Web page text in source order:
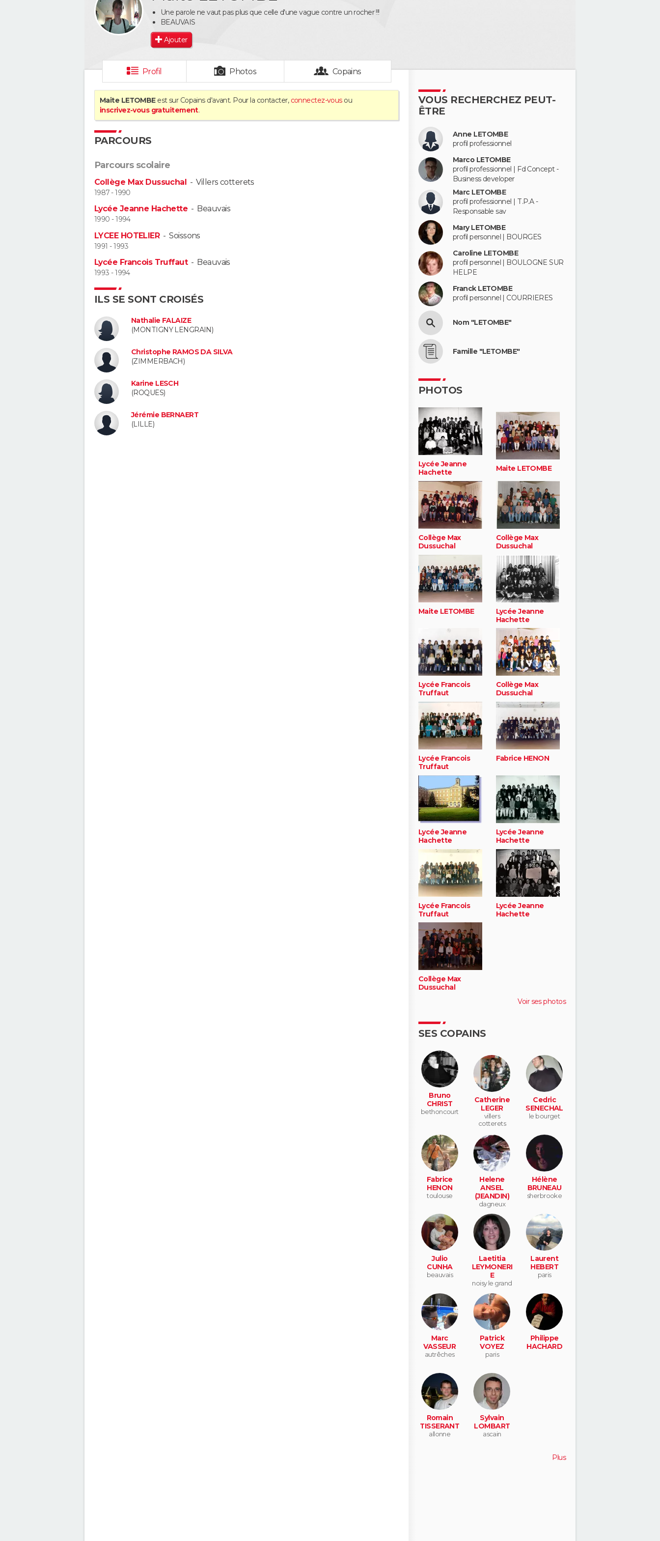
Une parole ne vaut pas plus que celle d'une vague contre un rocher !!!
BEAUVAIS
Ajouter
Profil Photos Copains
Maite LETOMBEest sur Copains d'avant. Pour la contacter, connectez-vousou
inscrivez-vous gratuitement.
PARCOURS
Parcours scolaire
Collège Max Dussuchal -Villers cotterets
1987 - 1990
Lycée Jeanne Hachette - Beauvais
1990 - 1994
LYCEE HOTELIER-Soissons
1991 - 1993
Lycée Francois Truffaut- Beauvais
1993 - 1994
ILS SE SONT CROISÉS
Nathalie FALAIZE
(MONTIGNY LENGRAIN)
Christophe RAMOS DA SILVA
(ZIMMERBACH)
Karine LESCH
(ROQUES)
Jérémie BERNAERT
(LILLE)
VOUS RECHERCHEZ PEUT-
ÊTRE
Anne LETOMBE
profil professionnel
Marco LETOMBE
profil professionnel | Fd Concept -
Business developer
Marc LETOMBE
profil professionnel | T.P.A -
Responsable sav
Mary LETOMBE
profil personnel | BOURGES
Caroline LETOMBE
profil personnel | BOULOGNE SUR
HELPE
Franck LETOMBE
profil personnel | COURRIERES
Nom "LETOMBE"
Famille "LETOMBE"
PHOTOS
Lycée Jeanne
Hachette
Maite LETOMBE
Collège Max
Dussuchal
Collège Max
Dussuchal
Maite LETOMBE
Lycée Jeanne
Hachette
Lycée Francois
Truffaut
Collège Max
Dussuchal
Lycée Francois
Truffaut
Fabrice HENON
Lycée Jeanne
Hachette
Lycée Jeanne
Hachette
Lycée Francois
Truffaut
Lycée Jeanne
Hachette
Collège Max
Dussuchal
Voir ses photos
SES COPAINS
Bruno
CHRIST
bethoncourt
Catherine
LEGER
villers
cotterets
Cedric
SENECHAL
le bourget
Fabrice
HENON
toulouse
Helene
ANSEL
(JEANDIN)
dagneux
Hélène
BRUNEAU
sherbrooke
Julio
CUNHA
beauvais
Laetitia
LEYMONERI
E
noisy le grand
Laurent
HEBERT
paris
Marc
VASSEUR
autrêches
Patrick
VOYEZ
paris
Philippe
HACHARD
Romain
TISSERANT
allonne
Sylvain
LOMBART
ascain
Plus